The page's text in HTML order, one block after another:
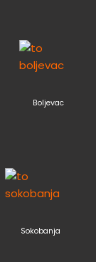
Boljevac
Sokobanja